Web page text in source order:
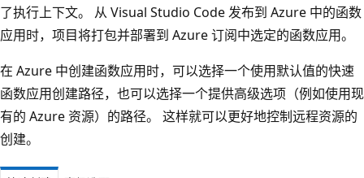
了执行上下文。 从 Visual Studio Code 发布到 Azure 中的函数
应用时，项目将打包并部署到 Azure 订阅中选定的函数应用。
在 Azure 中创建函数应用时，可以选择一个使用默认值的快速
函数应用创建路径，也可以选择一个提供高级选项（例如使用现
有的 Azure 资源）的路径。 这样就可以更好地控制远程资源的
创建。